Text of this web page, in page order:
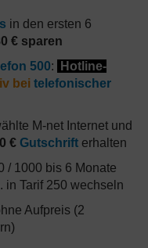
in den ersten 6
€ sparen
500:
Hotline-
bei telefonischer
M-net Internet und
€ Gutschrift erhalten
/ 1000 bis 6 Monate
in Tarif 250 wechseln
Aufpreis (2